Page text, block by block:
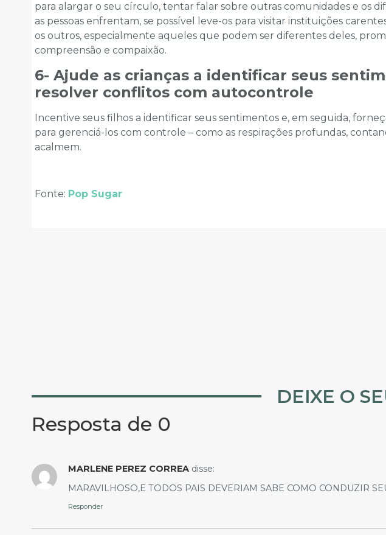
para alargar o seu círculo, tentar falar sobre outras comunidades e os
as pessoas enfrentam, se possível leve-os para visitar instituições
os outros, especialmente aqueles que podem ser diferentes deles,
compreensão e compaixão.
6- Ajude as crianças a identificar seus
resolver conflitos com autocontrole
Incentive seus filhos a identificar seus sentimentos e, em seguida,
para gerenciá-los com controle – como as respirações profundas,
acalmem.
Fonte: Pop Sugar
DEIXE O
Resposta de 0
MARLENE PEREZ CORREA disse:
MARAVILHOSO,E TODOS PAIS DEVERIAM SABE COMO CONDUZIR
Responder